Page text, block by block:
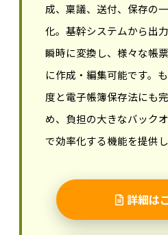
成、稟議、送付、保存の
化。基幹システムから出
瞬時に変換し、様々な帳
に作成・編集可能です。
度と電子帳簿保存法にも
め、負担の大きなバック
で効率化する機能を提供し
詳細は